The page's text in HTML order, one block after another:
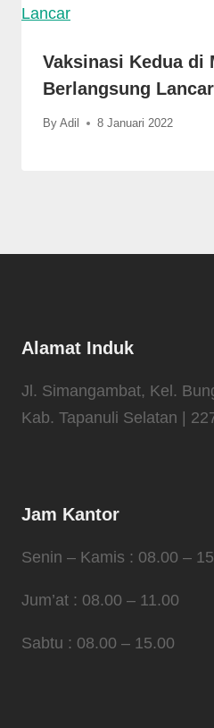
Vaksinasi Kedua di
Berlangsung Lancar
By Adil 8 Januari 2022
Alamat Induk
Jl. Simangambat, Kel.
Kab. Tapanuli Selatan |
Jam Kantor
Senin – Kamis : 08.00 –
Jum’at : 08.00 – 11.00
Sabtu : 08.00 – 15.00